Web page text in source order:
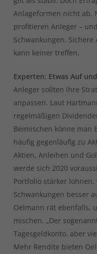
Anlageformen nicht ab.
profitieren Anleger –
Schwankungen.
kann keiner treffen.
Experten: Etwas Auf
Anleger sollten ihre
anpassen. Laut
regelmäßigen
Beimischen könne man
häufig gegenläufig zu
Aktien, Anleihen und
werde sich 2020
Portfolio stärker
Schwankungen besser
Oelmann rät ebenfalls,
mischen. „Der
Tagesgeldkonto, aber
Mehr Rendite bieten